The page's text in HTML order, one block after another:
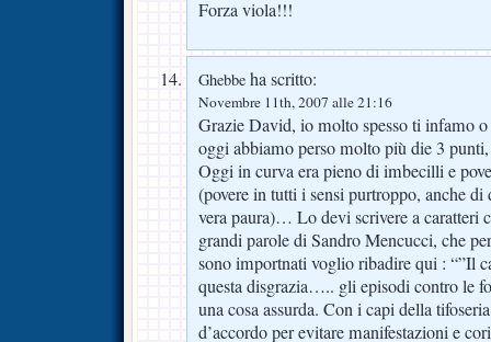
Forza viola!!!
Ghebbe ha scritto:
Novembre 11th, 2007 alle 21:16
Grazie David, io molto spesso ti infamo
oggi abbiamo perso molto più die 3
Oggi in curva era pieno di imbecilli e
(povere in tutti i sensi purtroppo, anche di
vera paura)… Lo devi scrivere a caratteri
grandi parole di Sandro Mencucci, che
sono importnati voglio ribadire qui : “”Il
questa disgrazia….. gli episodi contro le
una cosa assurda. Con i capi della
d’accordo per evitare manifestazioni e